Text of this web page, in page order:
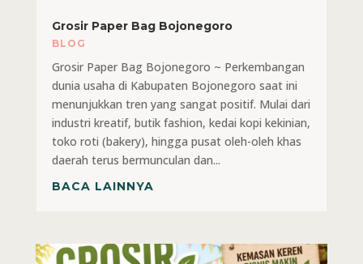
Grosir Paper Bag Bojonegoro
BLOG
Grosir Paper Bag Bojonegoro ~ Perkembangan
dunia usaha di Kabupaten Bojonegoro saat ini
menunjukkan tren yang sangat positif. Mulai dari
industri kreatif, butik fashion, kedai kopi kekinian,
toko roti (bakery), hingga pusat oleh-oleh khas
daerah terus bermunculan dan...
BACA LAINNYA